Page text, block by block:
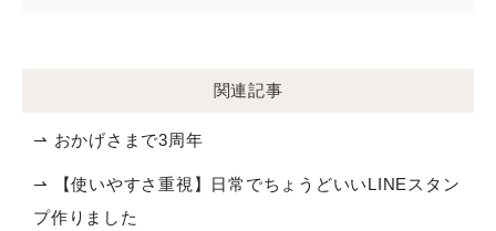
関連記事
⇀ おかげさまで3周年
⇀ 【使いやすさ重視】日常でちょうどいいLINEスタン
プ作りました